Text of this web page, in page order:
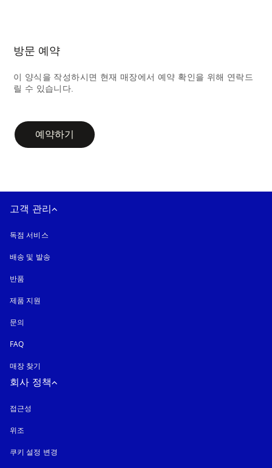
방문 예약
이 양식을 작성하시면 현재 매장에서 예약 확인을 위해 연락드
릴 수 있습니다.
예약하기
고객 관리
독점 서비스
배송 및 발송
반품
제품 지원
문의
FAQ
매장 찾기
회사 정책
접근성
위조
쿠키 설정 변경